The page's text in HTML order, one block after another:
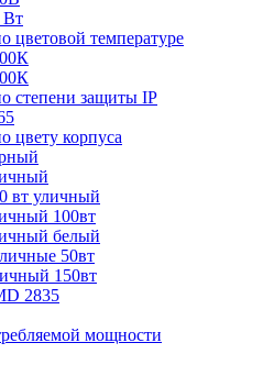
Вт
цветовой температуре
степени защиты IP
цвету корпуса
вт уличный
100вт
белый
50вт
150вт
2835
мощности